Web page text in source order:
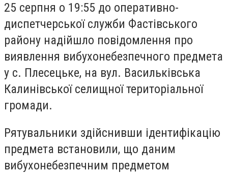
25 серпня о 19:55 до оперативно-
диспетчерської служби Фастівського
району надійшло повідомлення про
виявлення вибухонебезпечного предмета
у с. Плесецьке, на вул. Васильківська
Калинівської селищної територіальної
громади.
Рятувальники здійснивши ідентифікацію
предмета встановили, що даним
вибухонебезпечним предметом